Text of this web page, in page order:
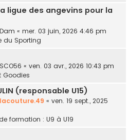
ligue des angevins pour la
Dam « mer. 03 juin, 2026 4:46 pm
du Sporting
SCO56 « ven. 03 avr., 2026 10:43 pm
Goodies
(responsable U15)
lacouture.49 « ven. 19 sept., 2025
formation : U9 à U19